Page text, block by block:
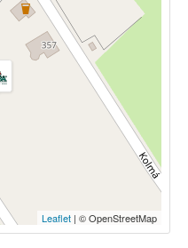
Leaflet | © OpenStreetMap